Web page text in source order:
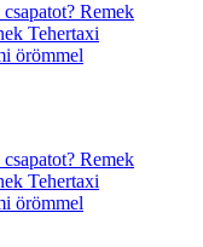
Remek
Tehertaxi
örömmel
Remek
Tehertaxi
örömmel